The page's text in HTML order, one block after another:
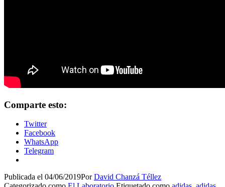
Comparte esto:
Twitter
Facebook
WhatsApp
Telegram
Publicada el 04/06/2019PorDavid Chanzá Téllez